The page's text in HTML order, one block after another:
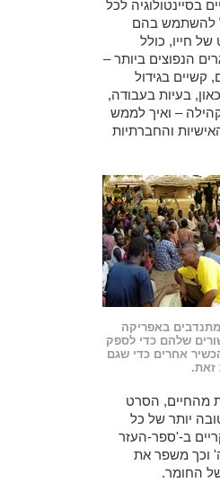
בסיינטולוגיה לכל
להשתמש בהם
חייו, כולל
הנפוצים ביותר –
קשיים בגידול
בעיות בעבודה,
– ואיך לממש
והחברתיות
מתנדבים באפריקה
שלהם כדי לספק
אחרים כדי שגם
זאת.
מהחיים, הסרט
יותר של כל
ב-'ספר-העזר
וכך משפר את
החומר.